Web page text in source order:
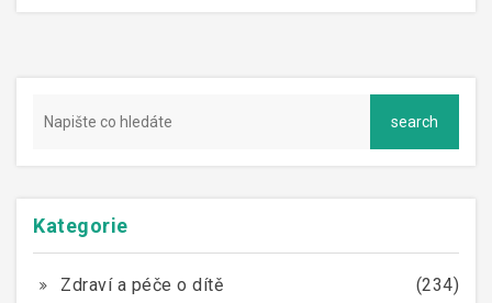
Kategorie
Zdraví a péče o dítě
(234)